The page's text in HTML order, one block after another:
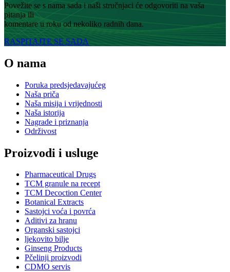
Povežite se s nama sada i naši stručnjaci će odgovoriti na vaša
pitanja ili
komentare u roku od nekoliko radnih dana.
RASPITAJTE SE SADA
O nama
Poruka predsjedavajućeg
Naša priča
Naša misija i vrijednosti
Naša istorija
Nagrade i priznanja
Održivost
Proizvodi i usluge
Pharmaceutical Drugs
TCM granule na recept
TCM Decoction Center
Botanical Extracts
Sastojci voća i povrća
Aditivi za hranu
Organski sastojci
ljekovito bilje
Ginseng Products
Pčelinji proizvodi
CDMO servis